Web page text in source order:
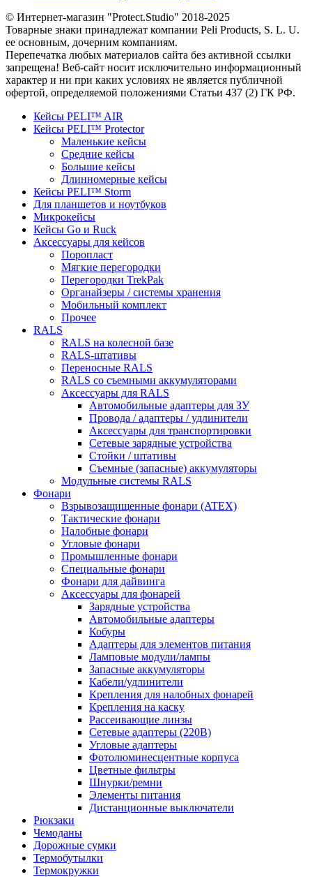
© Интернет-магазин "Protect.Studio" 2018-2025
Товарные знаки принадлежат компании Peli Products, S. L. U.
ее основным, дочерним компаниям.
Перепечатка любых материалов сайта без активной ссылки
запрещена! Веб-сайт носит исключительно информационный
характер и ни при каких условиях не является публичной
офертой, определяемой положениями Статьи 437 (2) ГК РФ.
Кейсы PELI™ AIR
Кейсы PELI™ Protector
Маленькие кейсы
Средние кейсы
Большие кейсы
Длинномерные кейсы
Кейсы PELI™ Storm
Для планшетов и ноутбуков
Микрокейсы
Кейсы Go и Ruck
Аксессуары для кейсов
Поропласт
Мягкие перегородки
Перегородки TrekPak
Органайзеры / системы хранения
Мобильный комплект
Прочее
RALS
RALS на колесной базе
RALS-штативы
Переносные RALS
RALS со съемными аккумуляторами
Аксессуары для RALS
Автомобильные адаптеры для ЗУ
Провода / адаптеры / удлинители
Аксессуары для транспортировки
Сетевые зарядные устройства
Стойки / штативы
Съемные (запасные) аккумуляторы
Модульные системы RALS
Фонари
Взрывозащищенные фонари (ATEX)
Тактические фонари
Налобные фонари
Угловые фонари
Промышленные фонари
Специальные фонари
Фонари для дайвинга
Аксессуары для фонарей
Зарядные устройства
Автомобильные адаптеры
Кобуры
Адаптеры для элементов питания
Ламповые модули/лампы
Запасные аккумуляторы
Кабели/удлинители
Крепления для налобных фонарей
Крепления на каску
Рассеивающие линзы
Сетевые адаптеры (220В)
Угловые адаптеры
Фотолюминесцентные корпуса
Цветные фильтры
Шнурки/ремни
Элементы питания
Дистанционные выключатели
Рюкзаки
Чемоданы
Дорожные сумки
Термобутылки
Термокружки